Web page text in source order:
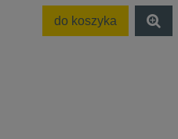
do koszyka